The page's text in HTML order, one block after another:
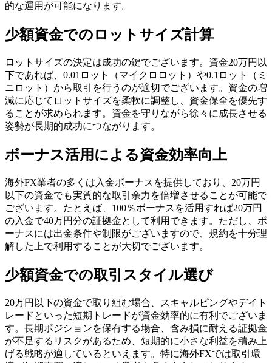
的な運用が可能になります。
少額資金でのロットサイズ計算
ロットサイズの決定は成功の鍵でございます。資金20万円以
下であれば、0.01ロット（マイクロロット）や0.1ロット（ミ
ニロット）から取引を行うのが適切でございます。資金の増
減に応じてロットサイズを柔軟に調整し、資金保全を優先す
ることが求められます。資金を守りながら徐々に成長させる
姿勢が長期的成功につながります。
ボーナス活用による資金効率向上
海外FX業者の多くは入金ボーナスを提供しており、20万円
以下の資金でも実質的な取引余力を倍増させることが可能で
ございます。たとえば、100％ボーナスを活用すれば20万円
の入金で40万円分の証拠金として利用できます。ただし、ボ
ーナスには出金条件や制限がございますので、規約を十分理
解した上で利用することが大切でございます。
少額資金での取引スタイル選び
20万円以下の資金で取り組む場合、スキャルピングやデイト
レードといった短期トレードが資金効率的に有利でございま
す。長期ポジションを保有する場合、含み損に耐える証拠金
が不足するリスクがあるため、短期的に小さな利益を積み上
げる戦略が適しているといえます。特に海外FXでは取引環